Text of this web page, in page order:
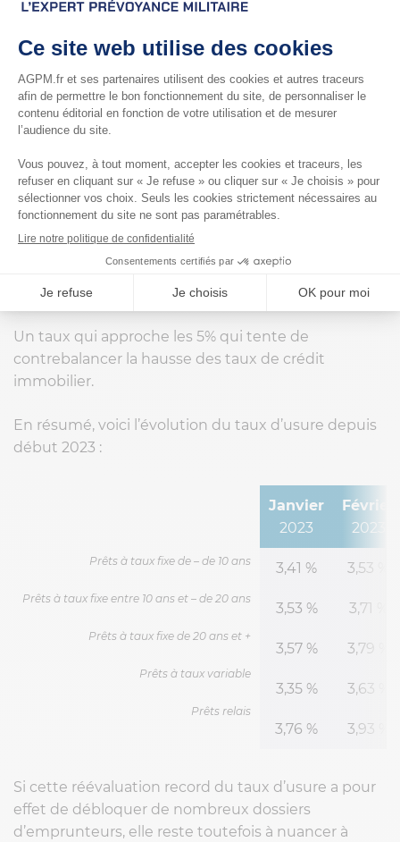
Une revalorisation
historique du taux
d’usureen juin 2023 !
En juin 2023, le taux d’usure a atteint un niveau
record pour atteindre le
seuil historique de 4,45 %
pour les prêts à taux fixe d’une durée comprise
entre 10 ans et moins de 20 ans
qui correspond au
prêt le plus demandé en France.
Un taux qui approche les 5% qui tente de
contrebalancer la hausse des taux de crédit
immobilier.
En résumé, voici l’évolution du taux d’usure depuis
début 2023 :
Prêts à taux fixe de – de 10 ans
Prêts à taux fixe entre 10 ans et – de 20 ans
Prêts à taux fixe de 20 ans et +
Prêts à taux variable
Prêts relais
Janvier
2023
3,41 %
3,53 %
3,57 %
3,35 %
3,76 %
Février
2023
3,53 %
3,71 %
3,79 %
3,63 %
3,93 %
Si cette réévaluation record du taux d’usure a pour
effet de débloquer de nombreux dossiers
d’emprunteurs, elle reste toutefois à nuancer à